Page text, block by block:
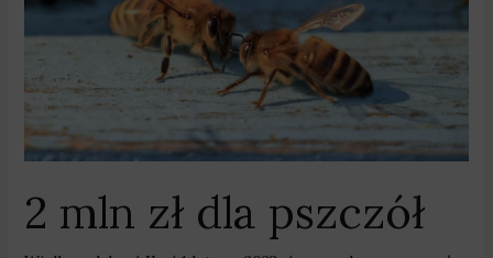
2 mln zł dla pszczół
pszczół